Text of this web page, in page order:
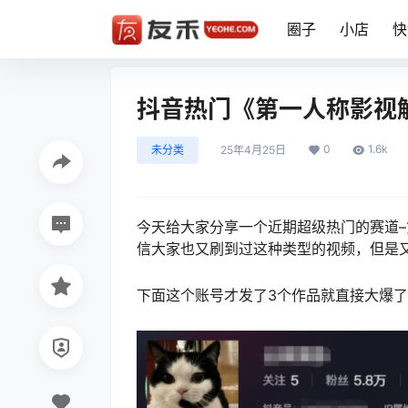
圈子 小店
抖音热门《第一人称影
未分类 25年4月25日 0 1.6k
今天给大家分享一个近期超级热门的赛道
信大家也又刷到过这种类型的视频，但是
下面这个账号才发了3个作品就直接大爆